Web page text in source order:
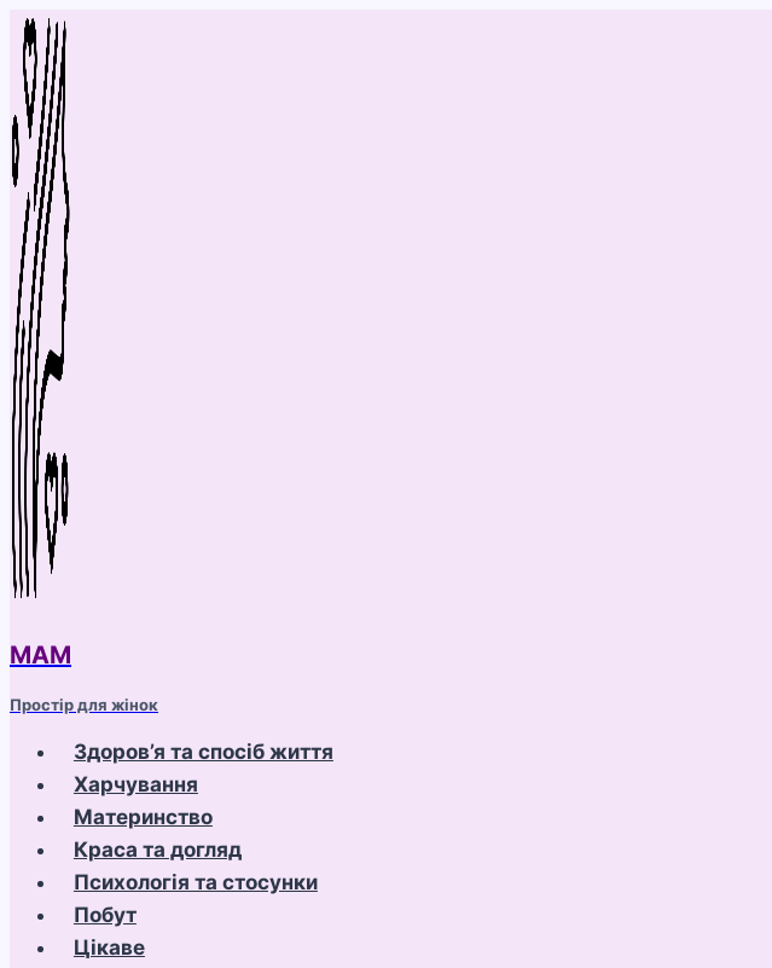
Перейти
до
вмісту
МАМ
Простір для жінок
Здоров’я та спосіб життя
Харчування
Материнство
Краса та догляд
Психологія та стосунки
Побут
Цікаве